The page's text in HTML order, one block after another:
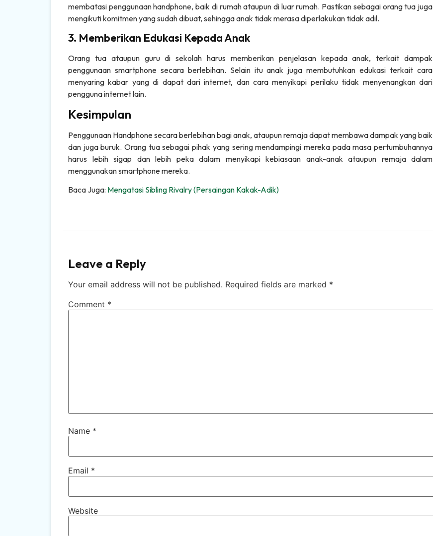
membatasi penggunaan handphone, baik di rumah ataupun di luar rumah. Pastikan sebagai orang tua juga
mengikuti komitmen yang sudah dibuat, sehingga anak tidak merasa diperlakukan tidak adil.
3. Memberikan Edukasi Kepada Anak
Orang tua ataupun guru di sekolah harus memberikan penjelasan kepada anak, terkait dampak
penggunaan smartphone secara berlebihan. Selain itu anak juga membutuhkan edukasi terkait cara
menyaring kabar yang di dapat dari internet, dan cara menyikapi perilaku tidak menyenangkan dari
pengguna internet lain.
Kesimpulan
Penggunaan Handphone secara berlebihan bagi anak, ataupun remaja dapat membawa dampak yang baik
dan juga buruk. Orang tua sebagai pihak yang sering mendampingi mereka pada masa pertumbuhannya
harus lebih sigap dan lebih peka dalam menyikapi kebiasaan anak-anak ataupun remaja dalam
menggunakan smartphone mereka.
Baca Juga: Mengatasi Sibling Rivalry (Persaingan Kakak-Adik)
Leave a Reply
Your email address will not be published. Required fields are marked *
Comment *
Name *
Email *
Website